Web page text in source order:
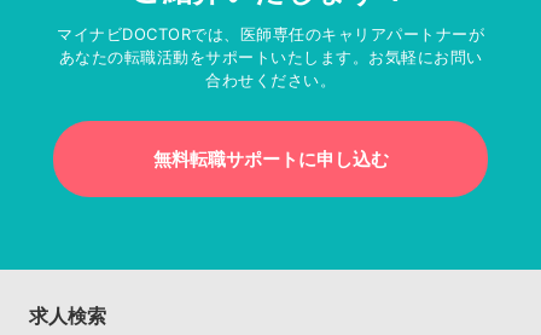
マイナビDOCTORでは、医師専任のキャリアパートナーが
あなたの転職活動をサポートいたします。お気軽にお問い
合わせください。
無料転職サポートに申し込む
求人検索